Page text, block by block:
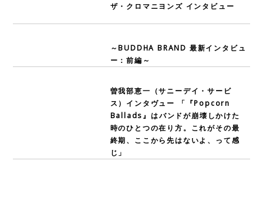
ザ・クロマニヨンズ インタビュー
～BUDDHA BRAND 最新インタビュ
ー：前編～
曽我部恵一（サニーデイ・サービ
ス）インタヴュー 「『Popcorn
Ballads』はバンドが崩壊しかけた
時のひとつの在り方。これがその最
終期、ここから先はないよ、って感
じ」